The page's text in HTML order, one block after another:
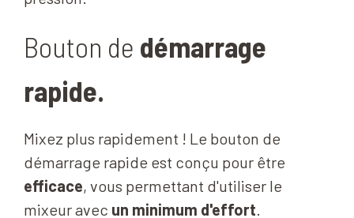
Bouton de démarrage
rapide.
Mixez plus rapidement ! Le bouton de
démarrage rapide est conçu pour être
efficace, vous permettant d'utiliser le
mixeur avec un minimum d'effort.